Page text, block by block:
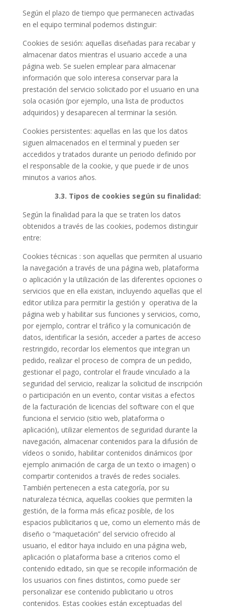
Según el plazo de tiempo que permanecen activadas
en el equipo terminal podemos distinguir:
Cookies de sesión: aquellas diseñadas para recabar y
almacenar datos mientras el usuario accede a una
página web. Se suelen emplear para almacenar
información que solo interesa conservar para la
prestación del servicio solicitado por el usuario en una
sola ocasión (por ejemplo, una lista de productos
adquiridos) y desaparecen al terminar la sesión.
Cookies persistentes: aquellas en las que los datos
siguen almacenados en el terminal y pueden ser
accedidos y tratados durante un periodo definido por
el responsable de la cookie, y que puede ir de unos
minutos a varios años.
3.3. Tipos de cookies según su finalidad:
Según la finalidad para la que se traten los datos
obtenidos a través de las cookies, podemos distinguir
entre:
Cookies técnicas : son aquellas que permiten al usuario
la navegación a través de una página web, plataforma
o aplicación y la utilización de las diferentes opciones o
servicios que en ella existan, incluyendo aquellas que el
editor utiliza para permitir la gestión y operativa de la
página web y habilitar sus funciones y servicios, como,
por ejemplo, contrar el tráfico y la comunicación de
datos, identificar la sesión, acceder a partes de acceso
restringido, recordar los elementos que integran un
pedido, realizar el proceso de compra de un pedido,
gestionar el pago, controlar el fraude vinculado a la
seguridad del servicio, realizar la solicitud de inscripción
o participación en un evento, contar visitas a efectos
de la facturación de licencias del software con el que
funciona el servicio (sitio web, plataforma o
aplicación), utilizar elementos de seguridad durante la
navegación, almacenar contenidos para la difusión de
vídeos o sonido, habilitar contenidos dinámicos (por
ejemplo animación de carga de un texto o imagen) o
compartir contenidos a través de redes sociales.
También pertenecen a esta categoría, por su
naturaleza técnica, aquellas cookies que permiten la
gestión, de la forma más eficaz posible, de los
espacios publicitarios q ue, como un elemento más de
diseño o “maquetación” del servicio ofrecido al
usuario, el editor haya incluido en una página web,
aplicación o plataforma base a criterios como el
contenido editado, sin que se recopile información de
los usuarios con fines distintos, como puede ser
personalizar ese contenido publicitario u otros
contenidos. Estas cookies están exceptuadas del